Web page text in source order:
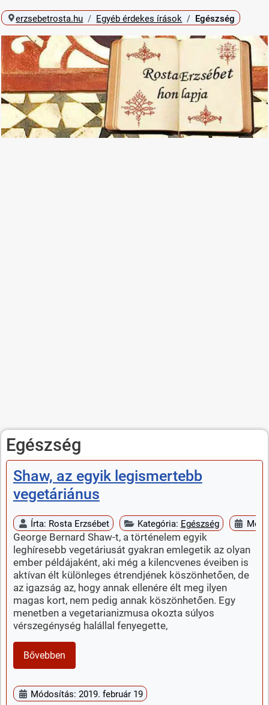
erzsebetrosta.hu Egyéb érdekes írások Egészség
Egészség
Shaw, az egyik legismertebb
vegetáriánus
Írta: Rosta Erzsébet Kategória: Egészség
George Bernard Shaw-t, a történelem egyik
leghíresebb vegetáriusát gyakran emlegetik az olyan
ember példájaként, aki még a kilencvenes éveiben is
aktívan élt különleges étrendjének köszönhetően, de
az igazság az, hogy annak ellenére élt meg ilyen
magas kort, nem pedig annak köszönhetően. Egy
menetben a vegetarianizmusa okozta súlyos
vérszegénység halállal fenyegette,
Bővebben
Módosítás: 2019. február 19